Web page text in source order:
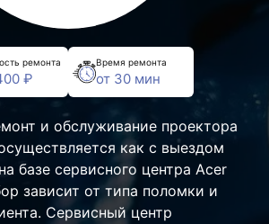
ремонта
₽
Время ремонта
от 30 мин
и обслуживание проектора
как с выездом
базе сервисного центра Acer
зависит от типа поломки и
Сервисный центр